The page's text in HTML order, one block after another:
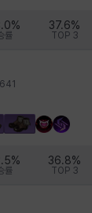
%
률
37.6%
TOP 3
641
%
률
36.8%
TOP 3